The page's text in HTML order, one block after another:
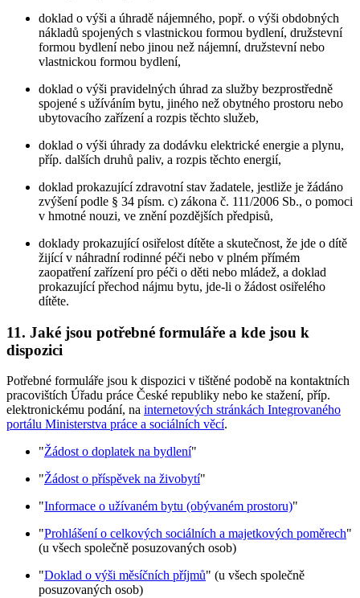
doklad o výši a úhradě nájemného, popř. o výši obdobných
nákladů spojených s vlastnickou formou bydlení, družstevní
formou bydlení nebo jinou než nájemní, družstevní nebo
vlastnickou formou bydlení,
doklad o výši pravidelných úhrad za služby bezprostředně
spojené s užíváním bytu, jiného než obytného prostoru nebo
ubytovacího zařízení a rozpis těchto služeb,
doklad o výši úhrady za dodávku elektrické energie a plynu,
příp. dalších druhů paliv, a rozpis těchto energií,
doklad prokazující zdravotní stav žadatele, jestliže je žádáno
zvýšení podle § 34 písm. c) zákona č. 111/2006 Sb., o pomoci
v hmotné nouzi, ve znění pozdějších předpisů,
doklady prokazující osiřelost dítěte a skutečnost, že jde o dítě
žijící v náhradní rodinné péči nebo v plném přímém
zaopatření zařízení pro péči o děti nebo mládež, a doklad
prokazující přechod nájmu bytu, jde-li o žádost osiřelého
dítěte.
11. Jaké jsou potřebné formuláře a kde jsou k
dispozici
Potřebné formuláře jsou k dispozici v tištěné podobě na kontaktních
pracovištích Úřadu práce České republiky nebo ke stažení, příp.
elektronickému podání, na internetových stránkách Integrovaného
portálu Ministerstva práce a sociálních věcí.
"Žádost o doplatek na bydlení"
"Žádost o příspěvek na živobytí"
"Informace o užívaném bytu (obývaném prostoru)"
"Prohlášení o celkových sociálních a majetkových poměrech"
(u všech společně posuzovaných osob)
"Doklad o výši měsíčních příjmů" (u všech společně
posuzovaných osob)